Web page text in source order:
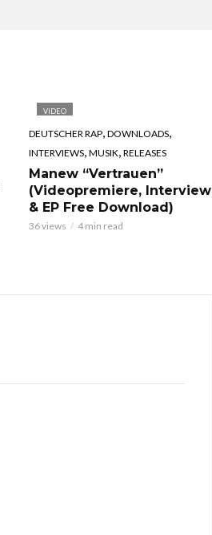
VIDEO
DEUTSCHER RAP, DOWNLOADS,
INTERVIEWS, MUSIK, RELEASES
Manew “Vertrauen”
(Videopremiere, Interview
& EP Free Download)
36 views 4 min read